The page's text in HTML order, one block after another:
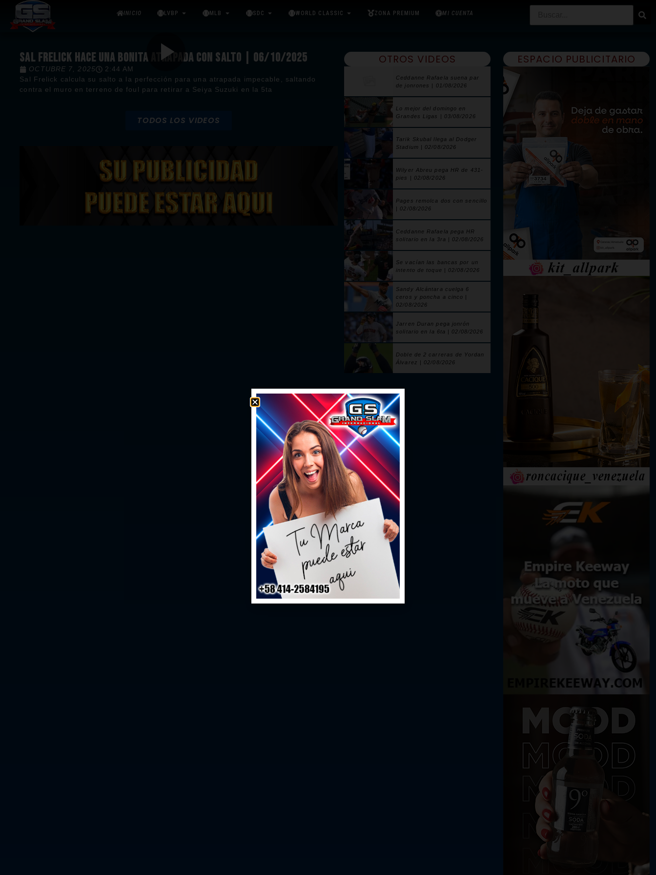
INICIO LVBP MLB SDC WORLD CLASSIC ZONA PREMIUM MI CUENTA
SAL FRELICK HACE UNA BONITA ATRAPADA CON SALTO | 06/10/2025
OCTUBRE 7, 2025
2:44 AM
Sal Frelick calcula su salto a la perfección para una atrapada impecable, saltando
contra el muro en terreno de foul para retirar a Seiya Suzuki en la 5ta
TODOS LOS VIDEOS
OTROS VIDEOS
Ceddanne Rafaela suena par
de jonrones | 01/08/2026
Lo mejor del domingo en
Grandes Ligas | 03/08/2026
Tarik Skubal llega al Dodger
Stadium | 02/08/2026
Wilyer Abreu pega HR de 431-
pies | 02/08/2026
Pages remolca dos con sencillo
| 02/08/2026
Ceddanne Rafaela pega HR
solitario en la 3ra | 02/08/2026
Se vacían las bancas por un
intento de toque | 02/08/2026
Sandy Alcántara cuelga 6
ceros y poncha a cinco |
02/08/2026
Jarren Duran pega jonrón
solitario en la 6ta | 02/08/2026
Doble de 2 carreras de Yordan
Álvarez | 02/08/2026
ESPACIO PUBLICITARIO